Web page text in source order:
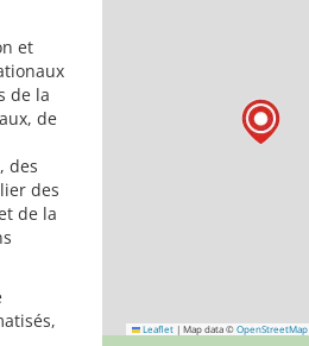
et
de la
de
des
des
de la
Leaflet | Map data © OpenStreetMap